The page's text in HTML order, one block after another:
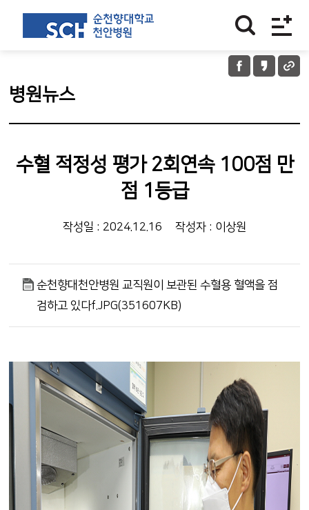
병원뉴스
수혈 적정성 평가 2회연속 100점 만
점 1등급
작성일 : 2024.12.16 작성자 : 이상원
순천향대천안병원 교직원이 보관된 수혈용 혈액을 점
검하고 있다f.JPG(351607KB)